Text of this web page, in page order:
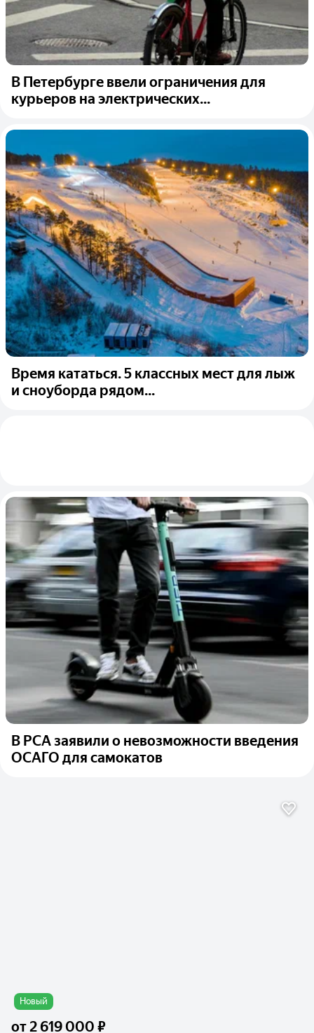
В Петербурге ввели ограничения для
курьеров на электрических...
Время кататься. 5 классных мест для лыж
и сноуборда рядом...
В РСА заявили о невозможности введения
ОСАГО для самокатов
Новый
от2 619 000 ₽